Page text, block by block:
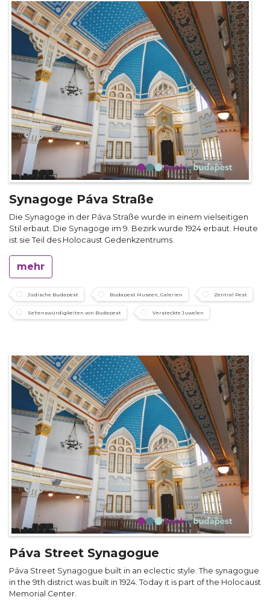
Synagoge Páva Straße
Die Synagoge in der Páva Straße wurde in einem vielseitigen
Stil erbaut. Die Synagoge im 9. Bezirk wurde 1924 erbaut. Heute
ist sie Teil des Holocaust Gedenkzentrums.
mehr
Jüdische Budapest Budapest Museen, Galerien Zentral Pest
Sehenswürdigkeiten von Budapest Versteckte Juwelen
Páva Street Synagogue
Páva Street Synagogue built in an eclectic style. The synagogue
in the 9th district was built in 1924. Today it is part of the Holocaust
Memorial Center.